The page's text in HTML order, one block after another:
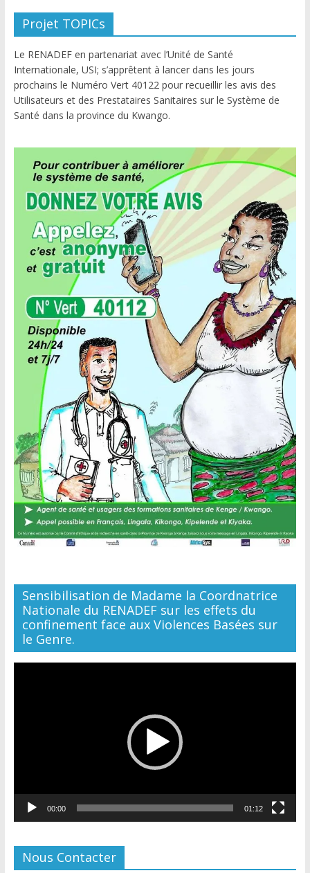
Projet TOPICs
Le RENADEF en partenariat avec l’Unité de Santé
Internationale, USI; s’apprêtent à lancer dans les jours
prochains le Numéro Vert 40122 pour recueillir les avis des
Utilisateurs et des Prestataires Sanitaires sur le Système de
Santé dans la province du Kwango.
Sensibilisation de Madame la Coordnatrice
Nationale du RENADEF sur les effets du
confinement face aux Violences Basées sur
le Genre.
00:00 01:12
Nous Contacter